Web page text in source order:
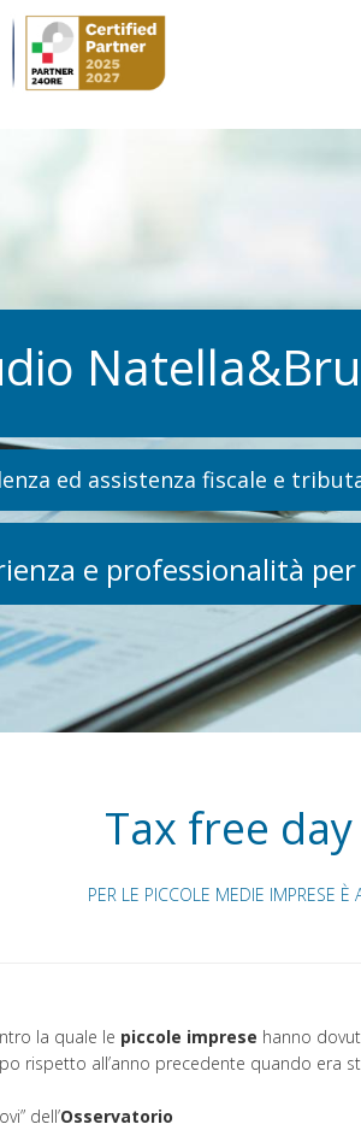
ed assistenza fiscale e
e professionalità
Tax free
PER LE PICCOLE MEDIE IMPRESE È
la quale le piccole imprese hanno
rispetto all’anno precedente quando era
dell’Osservatorio